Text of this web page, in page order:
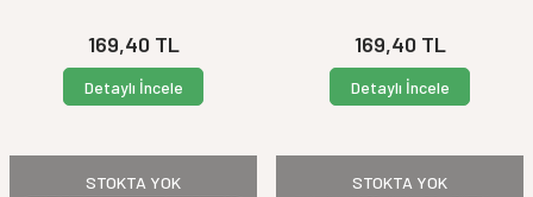
169,40TL
Detaylı İncele
169,40TL
Detaylı İncele
STOKTA YOK STOKTA YOK